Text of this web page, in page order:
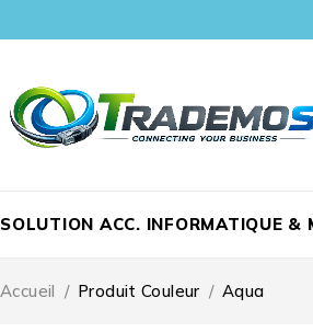
SOLUTION ACC. INFORMATIQUE &
Accueil / Produit Couleur / Aqua